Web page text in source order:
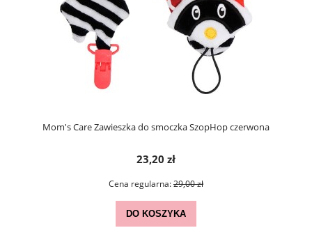
Mom's Care Zawieszka do smoczka SzopHop czerwona
23,20 zł
Cena regularna:29,00 zł
DO KOSZYKA